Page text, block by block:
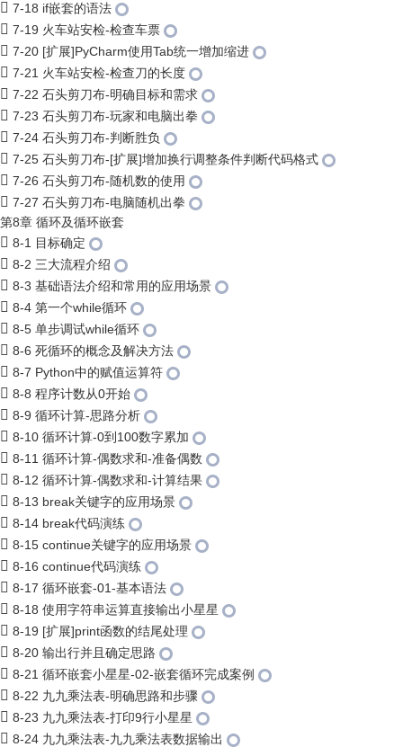
7-18 if嵌套的语法
7-19 火车站安检-检查车票
7-20 [扩展]PyCharm使用Tab统一增加缩进
7-21 火车站安检-检查刀的长度
7-22 石头剪刀布-明确目标和需求
7-23 石头剪刀布-玩家和电脑出拳
7-24 石头剪刀布-判断胜负
7-25 石头剪刀布-[扩展]增加换行调整条件判断代码格式
7-26 石头剪刀布-随机数的使用
7-27 石头剪刀布-电脑随机出拳
第8章 循环及循环嵌套
8-1 目标确定
8-2 三大流程介绍
8-3 基础语法介绍和常用的应用场景
8-4 第一个while循环
8-5 单步调试while循环
8-6 死循环的概念及解决方法
8-7 Python中的赋值运算符
8-8 程序计数从0开始
8-9 循环计算-思路分析
8-10 循环计算-0到100数字累加
8-11 循环计算-偶数求和-准备偶数
8-12 循环计算-偶数求和-计算结果
8-13 break关键字的应用场景
8-14 break代码演练
8-15 continue关键字的应用场景
8-16 continue代码演练
8-17 循环嵌套-01-基本语法
8-18 使用字符串运算直接输出小星星
8-19 [扩展]print函数的结尾处理
8-20 输出行并且确定思路
8-21 循环嵌套小星星-02-嵌套循环完成案例
8-22 九九乘法表-明确思路和步骤
8-23 九九乘法表-打印9行小星星
8-24 九九乘法表-九九乘法表数据输出